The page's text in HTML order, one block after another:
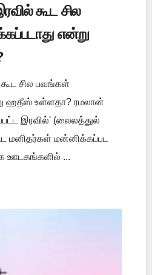
கூட சில
என்று
சில பவங்கள்
ஹதீஸ் உள்ளதா? ரமலான்
இரவில்' (லைலத்துல்
மனிதர்கள் மன்னிக்கப்பட
ஊடகங்களில் ...